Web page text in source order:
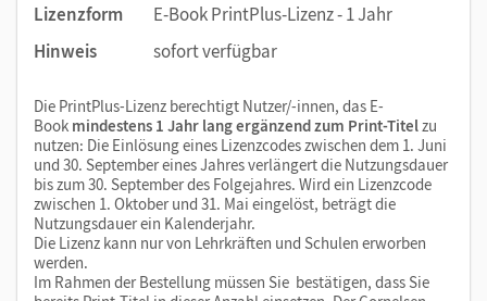
Lizenzform
E-Book PrintPlus-Lizenz - 1 Jahr
Hinweis
sofort verfügbar
Die PrintPlus-Lizenz berechtigt Nutzer/-innen, das E-
Book mindestens 1 Jahr lang ergänzend zum Print-Titelzu
nutzen: Die Einlösung eines Lizenzcodes zwischen dem 1. Juni
und 30. September eines Jahres verlängert die Nutzungsdauer
bis zum 30. September des Folgejahres. Wird ein Lizenzcode
zwischen 1. Oktober und 31. Mai eingelöst, beträgt die
Nutzungsdauer ein Kalenderjahr.
Die Lizenz kann nur von Lehrkräften und Schulen erworben
werden.
Im Rahmen der Bestellung müssen Sie bestätigen, dass Sie